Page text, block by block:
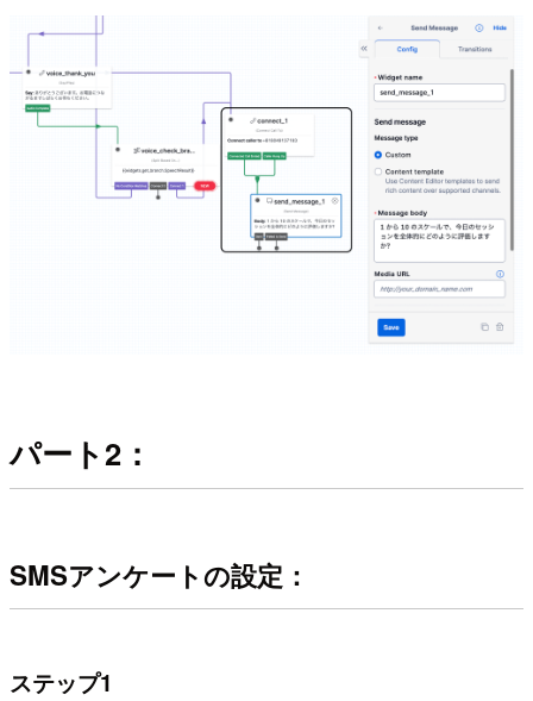
パート2：
SMSアンケートの設定：
ステップ1